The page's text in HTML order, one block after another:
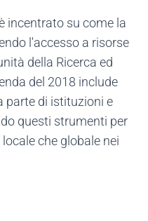
incentrato su come la
l'accesso a risorse
della Ricerca ed
del 2018 include
parte di istituzioni e
questi strumenti per
che globale nei